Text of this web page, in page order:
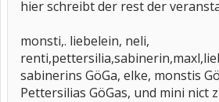
hier schreibt der rest der
monsti,. liebelein, neli,
sabinerins GöGa, elke, monstis
Pettersilias GöGas, und mini nict